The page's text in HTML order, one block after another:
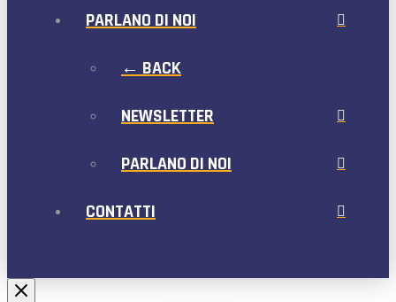
PARLANO DI NOI
← BACK
NEWSLETTER
PARLANO DI NOI
CONTATTI